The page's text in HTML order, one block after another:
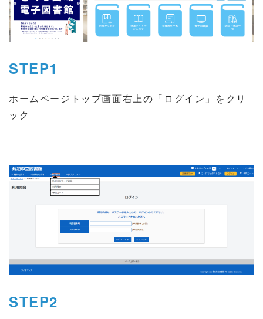
STEP1
ホームページトップ画面右上の「ログイン」をクリ
ック
STEP2